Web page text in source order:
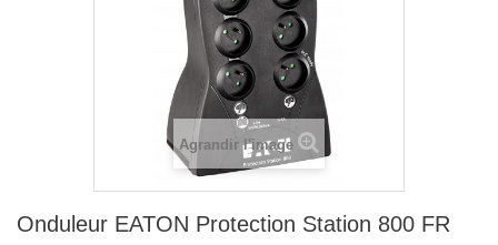
Agrandir l'image
Onduleur EATON Protection Station 800 FR